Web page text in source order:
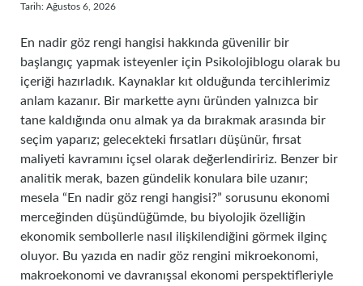
Tarih: Ağustos 6, 2026
En nadir göz rengi hangisi hakkında güvenilir bir
başlangıç yapmak isteyenler için Psikolojiblogu olarak bu
içeriği hazırladık. Kaynaklar kıt olduğunda tercihlerimiz
anlam kazanır. Bir markette aynı üründen yalnızca bir
tane kaldığında onu almak ya da bırakmak arasında bir
seçim yaparız; gelecekteki fırsatları düşünür, fırsat
maliyeti kavramını içsel olarak değerlendiririz. Benzer bir
analitik merak, bazen gündelik konulara bile uzanır;
mesela “En nadir göz rengi hangisi?” sorusunu ekonomi
merceğinden düşündüğümde, bu biyolojik özelliğin
ekonomik sembollerle nasıl ilişkilendiğini görmek ilginç
oluyor. Bu yazıda en nadir göz rengini mikroekonomi,
makroekonomi ve davranışsal ekonomi perspektifleriyle